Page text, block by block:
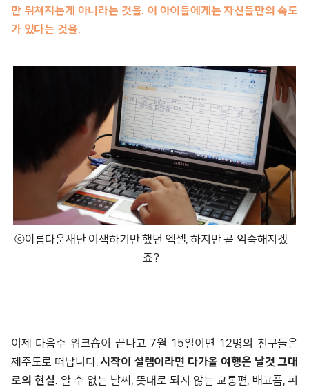
만 뒤쳐지는게 아니라는 것을. 이 아이들에게는 자신들만의 속도
가 있다는 것을.
ⓒ아름다운재단 어색하기만 했던 엑셀. 하지만 곧 익숙해지겠
죠?
이제 다음주 워크숍이 끝나고 7월 15일이면 12명의 친구들은
제주도로 떠납니다.시작이 설렘이라면 다가올 여행은 날것 그대
로의 현실. 알 수 없는 날씨, 뜻대로 되지 않는 교통편, 배고픔, 피